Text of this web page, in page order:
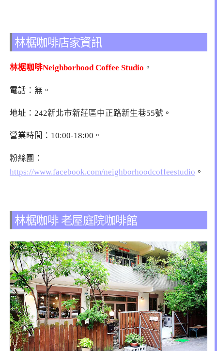
林椐咖啡店家資訊
林椐咖啡Neighborhood Coffee Studio 。
電話：無。
地址：242新北市新莊區中正路新生巷55號。
營業時間：10:00-18:00。
粉絲團：
https://www.facebook.com/neighborhoodcoffeestudio 。
林椐咖啡 老屋庭院咖啡館